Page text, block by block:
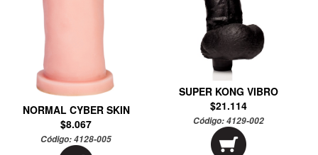
NORMAL CYBER SKIN
$8.067
Código:4128-005
SUPER KONG VIBRO
$21.114
Código:4129-002